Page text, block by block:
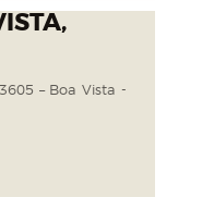
– Boa Vista -